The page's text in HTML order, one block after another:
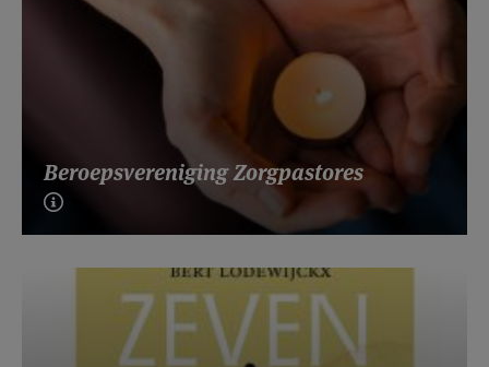
Beroepsvereniging Zorgpastores